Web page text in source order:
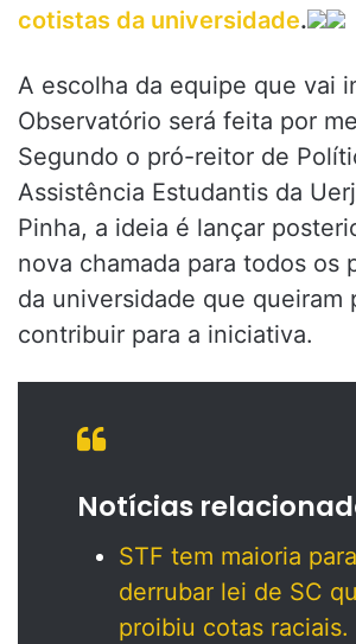
cotistas da universidade.
A escolha da equipe que vai
Observatório será feita por
Segundo o pró-reitor de
Assistência Estudantis da
Pinha, a ideia é lançar
nova chamada para todos os
da universidade que queiram
contribuir para a iniciativa.
Notícias
STF tem maioria para
derrubar lei de SC
proibiu cotas raciais.